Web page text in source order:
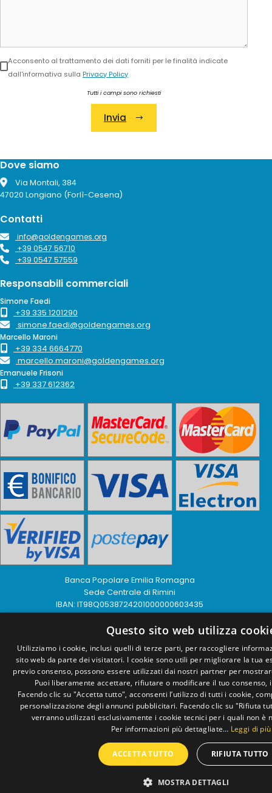
Acconsento al trattamento dei dati forniti per le finalità indicate
dall'informativa sullaPrivacy Policy
Tutti i campi sono richiesti
Invia
Dove siamo
Via Montali, 384
47020 Longiano (Forlì-Cesena)
Contatti
info@goldengames.org
+39 0547 56710
+39 0547 57559
Responsabili commerciali
Simone Faedi
+39 335 1201290
simone.faedi@goldengames.org
Marcello Maroni
+39 334 6664770
marcello.maroni@goldengames.org
Emanuele Frisoni
+39 337 612362
Banca Popolare Emilia Romagna
Sede Centrale di Rimini
IBAN: IT98Q0538724201000000603435
Cookies|Accessibilità
Questo sito web utilizza
Utilizziamo i cookie, inclusi quelli di terze parti, per raccogliere
sito web da parte dei visitatori. I cookie sono utili per migliorare la tua
previo consenso, possono essere utilizzati dai nostri partner per
Puoi liberamente accettare, rifiutare o modificare il tuo consenso,
Facendo clic su "Accetta tutto", acconsenti l’utilizzo di tutti i cookie,
personalizzazione degli annunci pubblicitari. Facendo clic su "Rifiuta
verranno utilizzati esclusivamente i cookie tecnici per i quali non è
Per informazioni più dettagliate… Leggi di più
ACCETTA TUTTO RIFIUTA TUTTO
MOSTRA DETTAGLI